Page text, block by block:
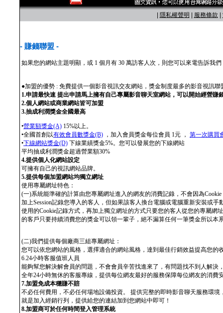
隱私權聲明 服務條款
- 賺錢聯盟 -
如果您的網站主題明顯，或 1 個月有 30 萬訪客人次，則您可以來電告訴我
●加盟的優勢 : 免費提供一個影音視訊交友網站，獎金制度最多的影音視訊聯
1.申請最快速 提出申請馬上擁有自己專屬影音聊天室網站，可以開始經營賺
2.個人網站或商業網站皆可加盟
3.抽成利潤獎金全國最高
•營業額獎金(A) 15%以上。
•全國首創以有效會員數獎金(B) ，加入會員獎金每位會員 1元 ， 第一次購買
•下線網站獎金(D) 下線業績獎金5%。您可以發展您的下線網站
平均抽成利潤獎金超過營業額30%
4.提供個人化網站設定
可擁有自己的視訊網站品牌。
5.提供每個加盟網站均獨立網址
使用專屬網址特色：
(一)系統能準確的計算由您專屬網址進入的網友的消費記錄，不會因為
加上Session記錄您導入的客人，但如果該客人換台電腦或電腦重新安裝或
使用的Cookie記錄方式，再加上獨立網址的方式只要您的客人從您的專屬
的客戶只要持續消費您的獎金可以領一輩子，絕不漏算任何一筆獎金所以本
(二)我們提供每個廠商三組專屬網址：
您可以依您網站的風格，選擇適合的網站風格，達到最佳行銷效益提高您的
6.24小時客服值班人員
能夠幫您解決解會員的問題，不會會員辛苦找進來了，有問題找不到人解
全年24小時無休的客服專線，提供每位網友最好的服務保障每位網友的消費
7.加盟免成本穩賺不賠
不必任何費用，不必任何場地設備投資。 提供完整的即時影音聊天服務環
就是加入經銷行列，提供給您的連結加到您網站中即可！
8.加盟商可於任何時間登入管理系統